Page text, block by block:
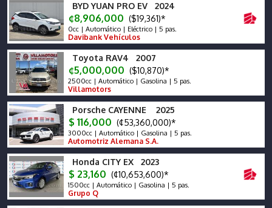
BYD YUAN PRO EV 2024
¢8,906,000 ($19,361)*
0cc | Automático | Eléctrico | 5 pas.
Davibank Vehículos
Toyota RAV4 2007
¢5,000,000 ($10,870)*
2500cc | Automático | Gasolina | 5 pas.
Villamotors
Porsche CAYENNE 2025
$ 116,000 (¢53,360,000)*
3000cc | Automático | Gasolina | 5 pas.
Automotriz Alemana S.A.
Honda CITY EX 2023
$ 23,160 (¢10,653,600)*
1500cc | Automático | Gasolina | 5 pas.
Grupo Q